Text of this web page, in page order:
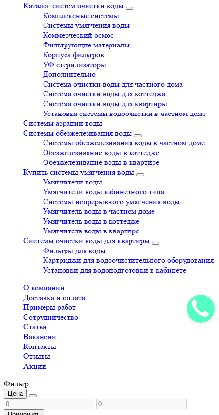
Каталог систем очистки воды
Комплексные системы
Системы умягчения воды
Коммерческий осмос
Фильтрующие материалы
Корпуса фильтров
УФ стерилизаторы
Дополнительно
Система очистки воды для частного дома
Система очистки воды для коттеджа
Система очистки воды для квартиры
Установка системы водоочистки в частном доме
Системы аэрации воды
Системы обезжелезивания воды
Системы обезжелезивания воды в частном доме
Обезжелезивание воды в коттедже
Обезжелезивание воды в квартире
Купить системы умягчения воды
Умягчители воды
Умягчители воды кабинетного типа
Системы непрерывного умягчения воды
Умягчитель воды в частном доме
Умягчитель воды в коттедже
Умягчитель воды в квартире
Системы очистки воды для квартиры
Фильтры для воды
Картриджи для водоочистительного оборудования
Установки для водоподготовки в кабинете
О компании
Доставка и оплата
Примеры работ
Сотрудничество
Статьи
Вакансии
Контакты
Отзывы
Акции
Фильтр
Цена